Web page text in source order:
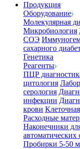
Продукция
Оборудование
Молекулярная
Микробиология
СОЭ
сахарного
Генетика
Реагенты
ПЦР
цитология
серология
инфекции
крови
Расходные
Наконечники
автоматических
Пробирки 5-50